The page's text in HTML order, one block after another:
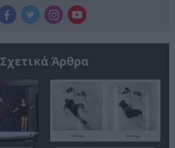
Σχετικά Άρθρα